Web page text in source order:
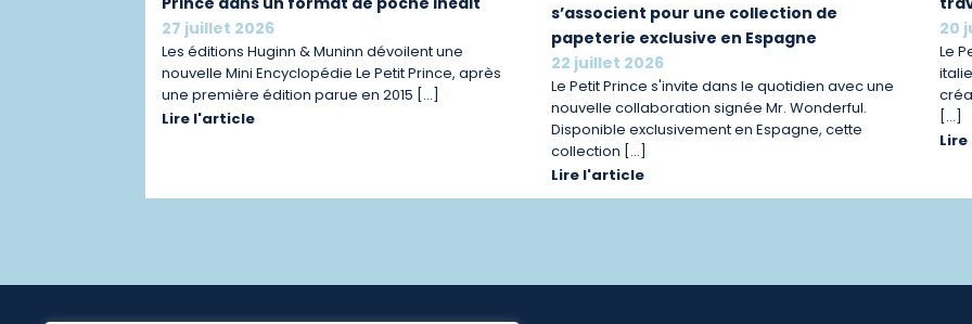
27 juillet 2026
Les éditions Huginn & Muninn dévoilent une
nouvelle Mini Encyclopédie Le Petit Prince, après
une première édition parue en 2015 […]
Lire l'article
s’associent pour une collection de
papeterie exclusive en Espagne
22 juillet 2026
Le Petit Prince s'invite dans le quotidien avec une
nouvelle collaboration signée Mr. Wonderful.
Disponible exclusivement en Espagne, cette
collection […]
Lire l'article
20
Le
[…]